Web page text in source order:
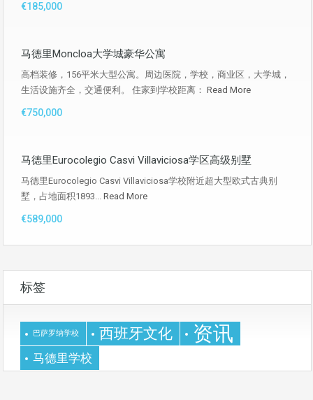
€185,000
马德里Moncloa大学城豪华公寓
高档装修，156平米大型公寓。周边医院，学校，商业区，大学城，
生活设施齐全，交通便利。 住家到学校距离： Read More
€750,000
马德里Eurocolegio Casvi Villaviciosa学区高级别墅
马德里Eurocolegio Casvi Villaviciosa学校附近超大型欧式古典别
墅，占地面积1893... Read More
€589,000
标签
巴萨罗纳学校 西班牙文化 资讯
马德里学校